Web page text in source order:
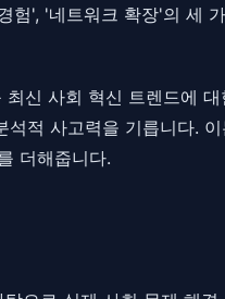
', '네트워크 확장'의 세
신 사회 혁신 트렌드에
적 사고력을 기릅니다.
더해줍니다.